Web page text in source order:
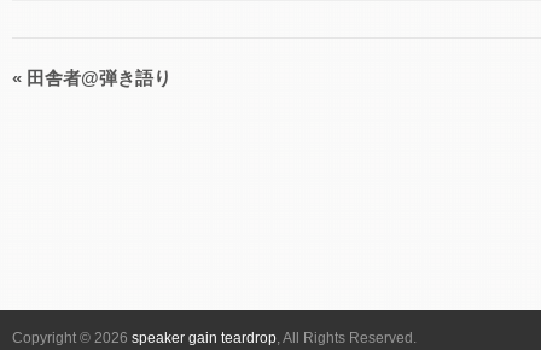
イ
シ
« 田舎者@弾き語り
Copyright © 2026 speaker gain teardrop, All Rights Reserved.